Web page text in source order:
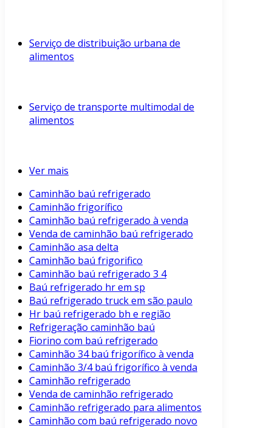
Serviço de distribuição urbana de
alimentos
Serviço de transporte multimodal de
alimentos
Ver mais
Caminhão baú refrigerado
Caminhão frigorífico
Caminhão baú refrigerado à venda
Venda de caminhão baú refrigerado
Caminhão asa delta
Caminhão baú frigorifico
Caminhão baú refrigerado 3 4
Baú refrigerado hr em sp
Baú refrigerado truck em são paulo
Hr baú refrigerado bh e região
Refrigeração caminhão baú
Fiorino com baú refrigerado
Caminhão 34 baú frigorífico à venda
Caminhão 3/4 baú frigorífico à venda
Caminhão refrigerado
Venda de caminhão refrigerado
Caminhão refrigerado para alimentos
Caminhão com baú refrigerado novo